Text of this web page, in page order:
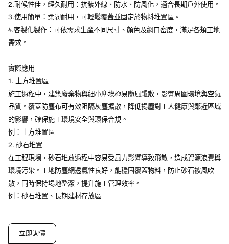
2.耐候性佳，經久耐用：抗紫外線、防水、防風化，適合長期戶外使用。
3.使用簡單：柔韌耐用，可輕鬆覆蓋並固定於物料堆置區。
4.客製化製作：可依需求生產不同尺寸、顏色及網口密度，滿足各類工地
需求。
實際應用
1. 土方堆置區
施工過程中，建築廢棄物與細小塵埃極易隨風飄散，影響周圍環境與空氣
品質。覆蓋防塵布可有效阻隔灰塵擴散，降低揚塵對工人健康與鄰近區域
的影響，確保施工環境安全與環保合規。
例：土方堆置區
2. 砂石堆置
在工程現場，砂石堆放過程中容易受風力影響導致飛散，造成資源浪費與
環境污染。工地防塵網透氣性良好，能穩固覆蓋物料，防止砂石被風吹
散，同時保持場地整潔，提升施工管理效率。
例：砂石堆置、長期建材存放區
立即詢價